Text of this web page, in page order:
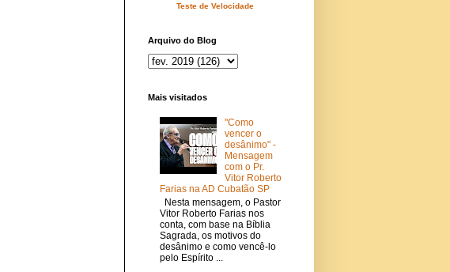
Teste de Velocidade
Arquivo do Blog
Mais visitados
"Como
vencer o
desânimo" -
Mensagem
com o Pr.
Vitor Roberto
Farias na AD Cubatão SP
Nesta mensagem, o Pastor
Vitor Roberto Farias nos
conta, com base na Bíblia
Sagrada, os motivos do
desânimo e como vencê-lo
pelo Espírito ...